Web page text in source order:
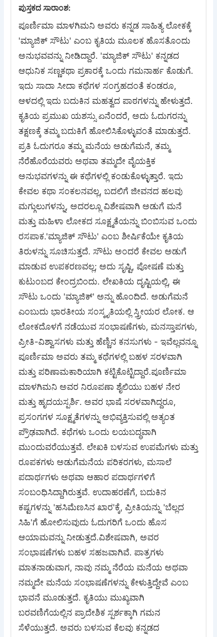
ಪುಸ್ತಕದ ಸಾರಾಂಶ:
ಪೂರ್ಣಿಮಾ ಮಾಳಗಿಮನಿ ಅವರು ಕನ್ನಡ ಸಾಹಿತ್ಯ ಲೋಕಕ್ಕೆ
'ಮ್ಯಾಜಿಕ್ ಸೌಟು' ಎಂಬ ಕೃತಿಯ ಮೂಲಕ ಹೊಸತೊಂದು
ಅನುಭವವನ್ನು ನೀಡಿದ್ದಾರೆ. 'ಮ್ಯಾಜಿಕ್ ಸೌಟು' ಕನ್ನಡದ
ಆಧುನಿಕ ಸಣ್ಣಕಥಾ ಪ್ರಕಾರಕ್ಕೆ ಒಂದು ಗಮನಾರ್ಹ ಕೊಡುಗೆ.
ಇದು ಸಾದಾ ಸೀದಾ ಕಥೆಗಳ ಸಂಗ್ರಹದಂತೆ ಕಂಡರೂ,
ಆಳದಲ್ಲಿ ಇದು ಬದುಕಿನ ಮಹತ್ವದ ಪಾಠಗಳನ್ನು ಹೇಳುತ್ತದೆ.
ಕೃತಿಯ ಪ್ರಮುಖ ಯಶಸ್ಸು ಏನೆಂದರೆ, ಅದು ಓದುಗರನ್ನು
ತಕ್ಷಣಕ್ಕೆ ತಮ್ಮ ಬದುಕಿಗೆ ಹೋಲಿಸಿಕೊಳ್ಳುವಂತೆ ಮಾಡುತ್ತದೆ.
ಪ್ರತಿ ಓದುಗರೂ ತಮ್ಮ ಮನೆಯ ಅಡುಗೆಮನೆ, ತಮ್ಮ
ನೆರೆಹೊರೆಯವರು ಅಥವಾ ತಮ್ಮದೇ ವೈಯಕ್ತಿಕ
ಅನುಭವಗಳನ್ನು ಈ ಕಥೆಗಳಲ್ಲಿ ಕಂಡುಕೊಳ್ಳುತ್ತಾರೆ. ಇದು
ಕೇವಲ ಕಥಾ ಸಂಕಲನವಲ್ಲ, ಬದಲಿಗೆ ಜೀವನದ ಹಲವು
ಮಗ್ಗುಲುಗಳನ್ನು, ಅದರಲ್ಲೂ ವಿಶೇಷವಾಗಿ ಅಡುಗೆ ಮನೆ
ಮತ್ತು ಮಹಿಳಾ ಲೋಕದ ಸೂಕ್ಷ್ಮತೆಯನ್ನು ಬಿಂಬಿಸುವ ಒಂದು
ರಸಪಾಕ.'ಮ್ಯಾಜಿಕ್ ಸೌಟು' ಎಂಬ ಶೀರ್ಷಿಕೆಯೇ ಕೃತಿಯ
ತಿರುಳನ್ನು ಸೂಚಿಸುತ್ತದೆ. ಸೌಟು ಅಂದರೆ ಕೇವಲ ಅಡುಗೆ
ಮಾಡುವ ಉಪಕರಣವಲ್ಲ; ಅದು ಸೃಷ್ಟಿ, ಪೋಷಣೆ ಮತ್ತು
ಕುಟುಂಬದ ಕೇಂದ್ರಬಿಂದು. ಲೇಖಕಿಯ ದೃಷ್ಟಿಯಲ್ಲಿ, ಈ
ಸೌಟು ಒಂದು 'ಮ್ಯಾಜಿಕ್' ಅನ್ನು ಹೊಂದಿದೆ. ಅಡುಗೆಮನೆ
ಎಂಬುದು ಭಾರತೀಯ ಸಂಸ್ಕೃತಿಯಲ್ಲಿ ಸ್ತ್ರೀಯರ ಲೋಕ. ಆ
ಲೋಕದೊಳಗೆ ನಡೆಯುವ ಸಂಭಾಷಣೆಗಳು, ಮನಸ್ತಾಪಗಳು,
ಪ್ರೀತಿ-ವಿಶ್ವಾಸಗಳು ಮತ್ತು ಹೆಣ್ಣಿನ ಕನಸುಗಳು - ಇವೆಲ್ಲವನ್ನೂ
ಪೂರ್ಣಿಮಾ ಅವರು ತಮ್ಮ ಕಥೆಗಳಲ್ಲಿ ಬಹಳ ಸರಳವಾಗಿ
ಮತ್ತು ಪರಿಣಾಮಕಾರಿಯಾಗಿ ಕಟ್ಟಿಕೊಟ್ಟಿದ್ದಾರೆ.ಪೂರ್ಣಿಮಾ
ಮಾಳಗಿಮನಿ ಅವರ ನಿರೂಪಣಾ ಶೈಲಿಯು ಬಹಳ ನೇರ
ಮತ್ತು ಹೃದಯಸ್ಪರ್ಶಿ. ಅವರ ಭಾಷೆ ಸರಳವಾಗಿದ್ದರೂ,
ಪ್ರಸಂಗಗಳ ಸೂಕ್ಷ್ಮತೆಗಳನ್ನು ಅಭಿವ್ಯಕ್ತಿಸುವಲ್ಲಿ ಅತ್ಯಂತ
ಪ್ರೌಢವಾಗಿದೆ. ಕಥೆಗಳು ಒಂದು ಲಯಬದ್ಧವಾಗಿ
ಮುಂದುವರೆಯುತ್ತವೆ. ಲೇಖಕಿ ಬಳಸುವ ಉಪಮೆಗಳು ಮತ್ತು
ರೂಪಕಗಳು ಅಡುಗೆಮನೆಯ ಪರಿಕರಗಳು, ಮಸಾಲೆ
ಪದಾರ್ಥಗಳು ಅಥವಾ ಆಹಾರ ಪದಾರ್ಥಗಳಿಗೆ
ಸಂಬಂಧಿಸಿದ್ದಾಗಿರುತ್ತವೆ. ಉದಾಹರಣೆಗೆ, ಬದುಕಿನ
ಕಷ್ಟಗಳನ್ನು 'ಹಸಿಮೆಣಸಿನ ಖಾರ'ಕ್ಕೆ, ಪ್ರೀತಿಯನ್ನು 'ಬೆಲ್ಲದ
ಸಿಹಿ'ಗೆ ಹೋಲಿಸುವುದು ಓದುಗರಿಗೆ ಒಂದು ಹೊಸ
ಆಯಾಮವನ್ನು ನೀಡುತ್ತದೆ.ವಿಶೇಷವಾಗಿ, ಅವರ
ಸಂಭಾಷಣೆಗಳು ಬಹಳ ಸಹಜವಾಗಿವೆ. ಪಾತ್ರಗಳು
ಮಾತನಾಡುವಾಗ, ನಾವು ನಮ್ಮ ನೆರೆಯ ಮನೆಯ ಅಥವಾ
ನಮ್ಮದೇ ಮನೆಯ ಸಂಭಾಷಣೆಗಳನ್ನು ಕೇಳುತ್ತಿದ್ದೇವೆ ಎಂಬ
ಭಾವನೆ ಮೂಡುತ್ತದೆ. ಕೃತಿಯು ಮುಖ್ಯವಾಗಿ
ಬರವಣಿಗೆಯಲ್ಲಿನ ಪ್ರಾದೇಶಿಕ ಸ್ಪರ್ಶಕ್ಕಾಗಿ ಗಮನ
ಸೆಳೆಯುತ್ತದೆ. ಅವರು ಬಳಸುವ ಕೆಲವು ಕನ್ನಡದ